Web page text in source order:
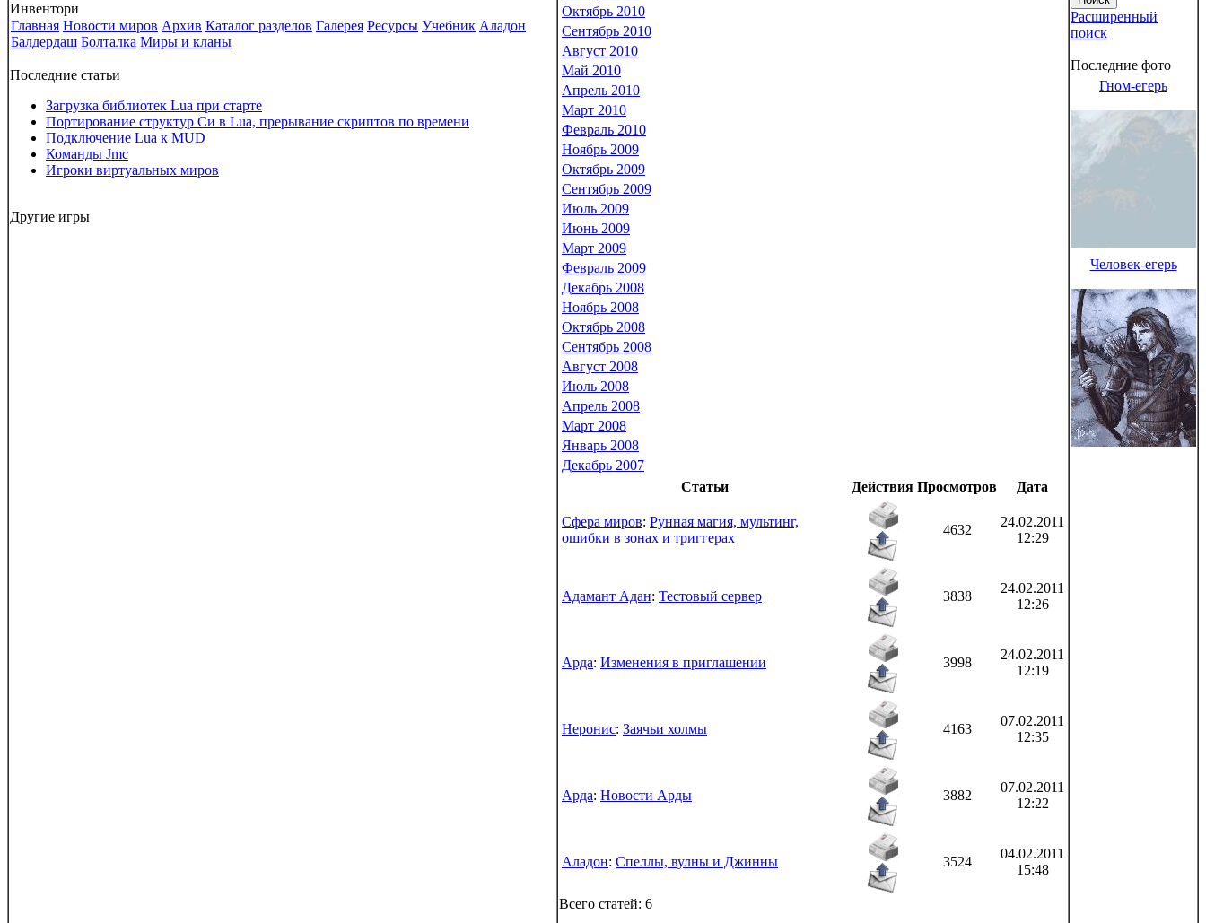
Инвентори
Главная Новости миров Архив Каталог разделов Галерея Ресурсы Учебник Аладон
Балдердаш Болталка Миры и кланы
Последние статьи
Загрузка библиотек Lua при старте
Портирование структур Си в Lua, прерывание скриптов по времени
Подключение Lua к MUD
Команды Jmc
Игроки виртуальных миров
Другие игры
Октябрь 2010
Сентябрь 2010
Август 2010
Май 2010
Апрель 2010
Март 2010
Февраль 2010
Ноябрь 2009
Октябрь 2009
Сентябрь 2009
Июль 2009
Июнь 2009
Март 2009
Февраль 2009
Декабрь 2008
Ноябрь 2008
Октябрь 2008
Сентябрь 2008
Август 2008
Июль 2008
Апрель 2008
Март 2008
Январь 2008
Декабрь 2007
Статьи
Действия Просмотров Дата
Сфера миров: Рунная магия, мультинг,
ошибки в зонах и триггерах
4632
24.02.2011
12:29
Адамант Адан: Тестовый сервер 3838
24.02.2011
12:26
Арда: Изменения в приглашении 3998
24.02.2011
12:19
Неронис: Заячьи холмы 4163
07.02.2011
12:35
Арда: Новости Арды 3882
07.02.2011
12:22
Аладон: Спеллы, вулны и Джинны 3524
04.02.2011
15:48
Всего статей: 6
Расширенный
поиск
Последние фото
Гном-егерь
Человек-егерь